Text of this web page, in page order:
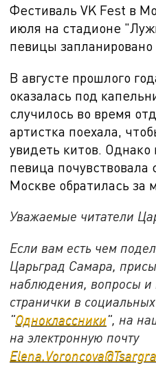
Фестиваль VK Fest в
июля на стадионе
певицы запланировано
В августе прошлого
оказалась под
случилось во время
артистка поехала,
увидеть китов. Однако
певица почувствовала
Москве обратилась
Уважаемые читатели
Если вам есть чем
Царьград Самара,
наблюдения, вопросы
странички в
"Одноклассники", на
на электронную почту